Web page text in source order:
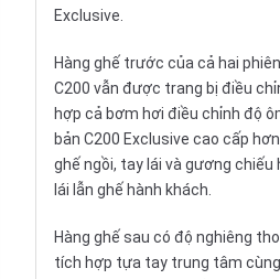
Exclusive.
Hàng ghế trước của cả hai
C200 vẫn được trang bị điều
hợp cả bơm hơi điều chỉnh độ
bản C200 Exclusive cao cấp
ghế ngồi, tay lái và gương chiếu
lái lẫn ghế hành khách.
Hàng ghế sau có độ nghiêng
tích hợp tựa tay trung tâm